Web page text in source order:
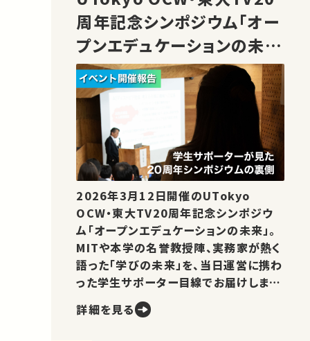
周年記念シンポジウム「オー
プンエデュケーションの未
来」の様子をご紹介！
2026年3月12日開催のUTokyo
OCW・東大TV20周年記念シンポジウ
ム「オープンエデュケーションの未来」。
MITや本学の名誉教授陣、実務家が熱く
語った「学びの未来」を、当日運営に携わ
った学生サポーター目線でお届けしま
詳細を見る